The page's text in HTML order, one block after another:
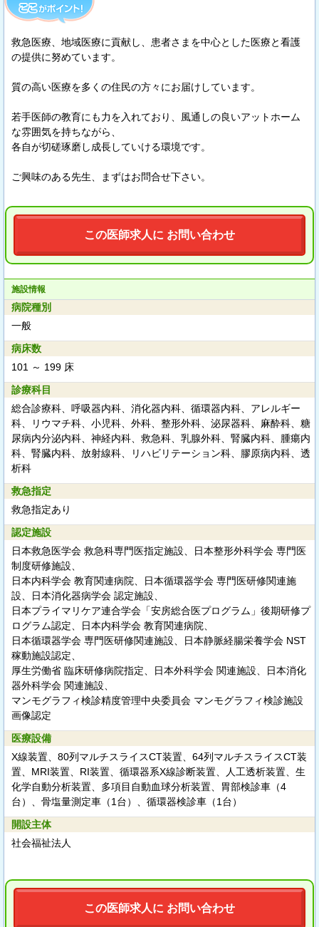
救急医療、地域医療に貢献し、患者さまを中心とした医療と看護
の提供に努めています。
質の高い医療を多くの住民の方々にお届けしています。
若手医師の教育にも力を入れており、風通しの良いアットホーム
な雰囲気を持ちながら、
各自が切磋琢磨し成長していける環境です。
ご興味のある先生、まずはお問合せ下さい。
この医師求人に お問い合わせ
施設情報
病院種別
一般
病床数
101 ～ 199 床
診療科目
総合診療科、呼吸器内科、消化器内科、循環器内科、アレルギー
科、リウマチ科、小児科、外科、整形外科、泌尿器科、麻酔科、糖
尿病内分泌内科、神経内科、救急科、乳腺外科、腎臓内科、腫瘍内
科、腎臓内科、放射線科、リハビリテーション科、膠原病内科、透
析科
救急指定
救急指定あり
認定施設
日本救急医学会 救急科専門医指定施設、日本整形外科学会 専門医
制度研修施設、
日本内科学会 教育関連病院、日本循環器学会 専門医研修関連施
設、日本消化器病学会 認定施設、
日本プライマリケア連合学会「安房総合医プログラム」後期研修プ
ログラム認定、日本内科学会 教育関連病院、
日本循環器学会 専門医研修関連施設、日本静脈経腸栄養学会 NST
稼動施設認定、
厚生労働省 臨床研修病院指定、日本外科学会 関連施設、日本消化
器外科学会 関連施設、
マンモグラフィ検診精度管理中央委員会 マンモグラフィ検診施設
画像認定
医療設備
X線装置、80列マルチスライスCT装置、64列マルチスライスCT装
置、MRI装置、RI装置、循環器系X線診断装置、人工透析装置、生
化学自動分析装置、多項目自動血球分析装置、胃部検診車（4
台）、骨塩量測定車（1台）、循環器検診車（1台）
開設主体
社会福祉法人
この医師求人に お問い合わせ